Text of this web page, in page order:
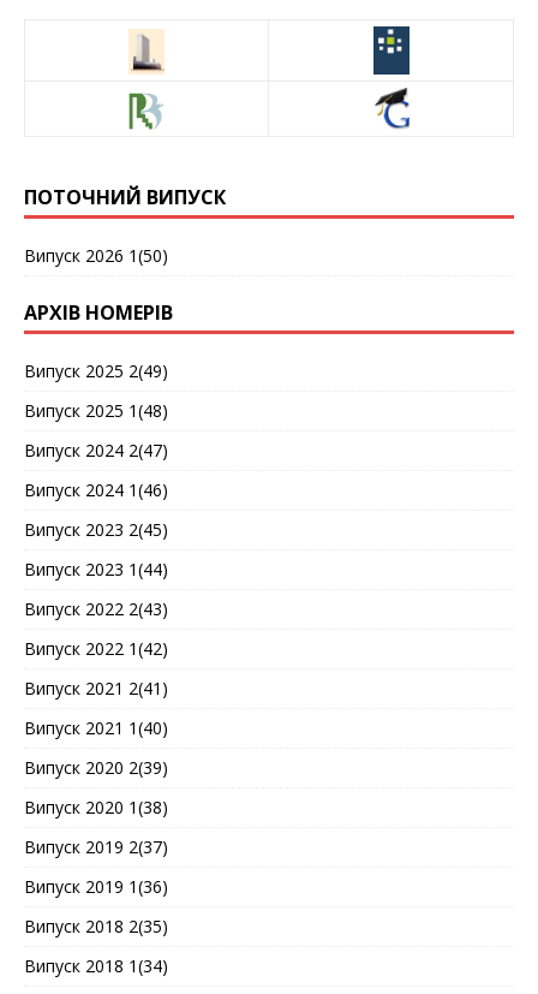
ПОТОЧНИЙ ВИПУСК
Випуск 2026 1(50)
АРХІВ НОМЕРІВ
Випуск 2025 2(49)
Випуск 2025 1(48)
Випуск 2024 2(47)
Випуск 2024 1(46)
Випуск 2023 2(45)
Випуск 2023 1(44)
Випуск 2022 2(43)
Випуск 2022 1(42)
Випуск 2021 2(41)
Випуск 2021 1(40)
Випуск 2020 2(39)
Випуск 2020 1(38)
Випуск 2019 2(37)
Випуск 2019 1(36)
Випуск 2018 2(35)
Випуск 2018 1(34)